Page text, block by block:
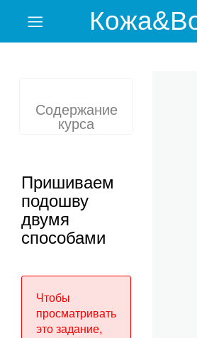
Home
Очные
мастер-
Личный
кабинет
Отзывы
Блог
Магазин
Содержание
курса
Пришиваем
подошву
двумя
способами
Чтобы
просматривать
это задание,